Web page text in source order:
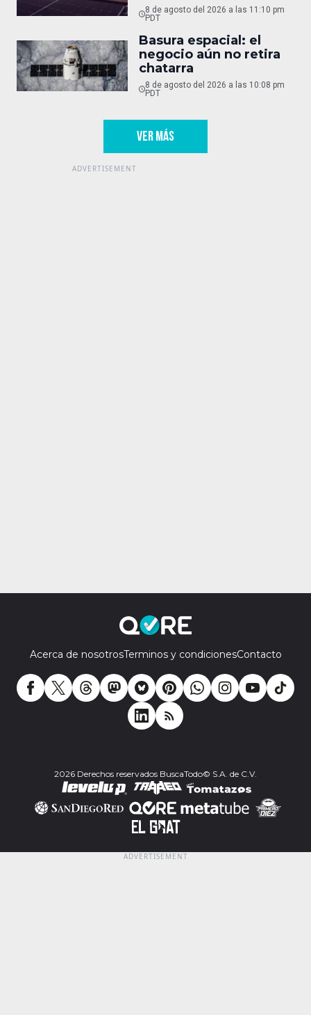
8 de agosto del 2026 a las 11:10 pm
PDT
Basura espacial: el
negocio aún no retira
chatarra
8 de agosto del 2026 a las 10:08 pm
PDT
VER MÁS
Acerca de nosotrosTerminos y condicionesContacto
2026 Derechos reservados BuscaTodo© S.A. de C.V.